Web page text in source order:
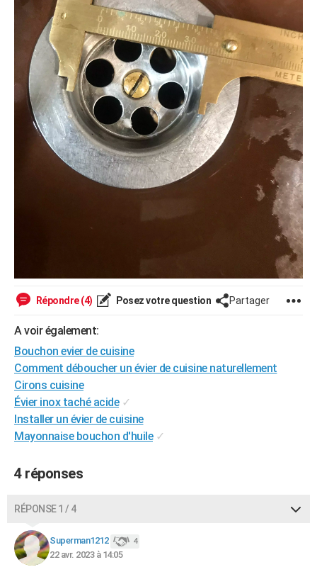
Répondre (4) Posez votre question Partager
A voir également:
Bouchon evier de cuisine
Comment déboucher un évier de cuisine naturellement
Cirons cuisine
Évier inox taché acide ✓
Installer un évier de cuisine
Mayonnaise bouchon d'huile ✓
4 réponses
RÉPONSE 1 / 4
Superman1212 4
22 avr. 2023 à 14:05